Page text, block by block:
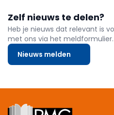
Zelf nieuws te delen?
Heb je nieuws dat relevant is
met ons via het meldformulier.
Nieuws melden
Footer